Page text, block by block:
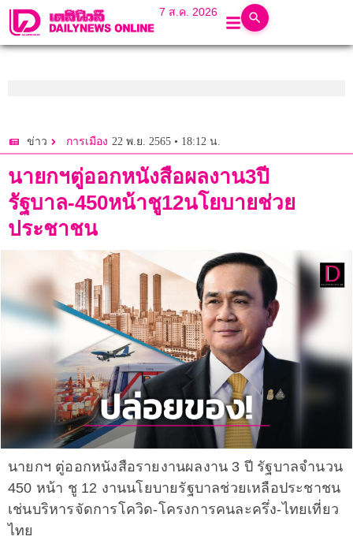
7 ส.ค. 2026
ข่าว การเมือง 22 พ.ย. 2565 • 18:12 น.
นายกฯตู่ออกหนังสือผลงาน3ปี
รัฐบาล-450หน้าชู12นโยบายช่วย
ประชาชน
นายกฯ ตู่ออกหนังสือรายงานผลงาน 3 ปี รัฐบาลจำนวน
450 หน้า ชู 12 งานนโยบายรัฐบาลช่วยเหลือประชาชน
เช่นบริหารจัดการโควิด-โครงการคนละครึ่ง-ไทยเที่ยว
ไทย